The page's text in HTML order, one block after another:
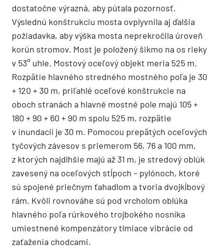
dostatočne výrazná, aby pútala pozornosť.
Výslednú konštrukciu mosta ovplyvnila aj ďalšia
požiadavka, aby výška mosta neprekročila úroveň
korún stromov. Most je položený šikmo na os rieky
v 53° uhle. Mostový oceľový objekt meria 525 m.
Rozpätie hlavného stredného mostného poľa je 30
+ 120 + 30 m, ­priľahlé oceľové konštrukcie na
oboch stranách a hlavné mostné pole majú 105 +
180 + 90 + 60 + 90 m spolu 525 m, rozpätie
v inundacií je 30 m. Pomocou prepätých oceľových
tyčových závesov s priemerom 56, 76 a 100 mm,
z ktorých najdlhšie majú až 31 m, je stredový oblúk
zavesený na oceľových stĺpoch – pylónoch, ktoré
sú spojené priečnym ťahadlom a tvoria dvojkĺbový
rám. Kvôli rovnováhe sú pod vrcholom oblúka
hlavného poľa rúrkového trojbokého nosníka
umiestnené kompenzátory tlmiace vibrácie od
zaťaženia chodcami.